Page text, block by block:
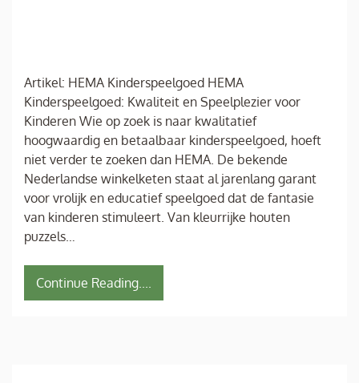
Artikel: HEMA Kinderspeelgoed HEMA
Kinderspeelgoed: Kwaliteit en Speelplezier voor
Kinderen Wie op zoek is naar kwalitatief
hoogwaardig en betaalbaar kinderspeelgoed, hoeft
niet verder te zoeken dan HEMA. De bekende
Nederlandse winkelketen staat al jarenlang garant
voor vrolijk en educatief speelgoed dat de fantasie
van kinderen stimuleert. Van kleurrijke houten
puzzels…
Continue Reading....